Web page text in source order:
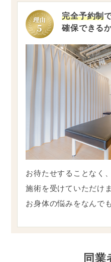
完全予約制
確保できる
お待たせすることなく
施術を受けていただけ
お身体の悩みをなんで
同業